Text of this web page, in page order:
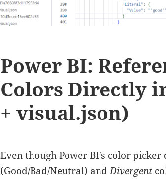
Power BI:
Colors Directly
+ visual.json)
Even though Power BI’s color
(Good/Bad/Neutral) andDivergent